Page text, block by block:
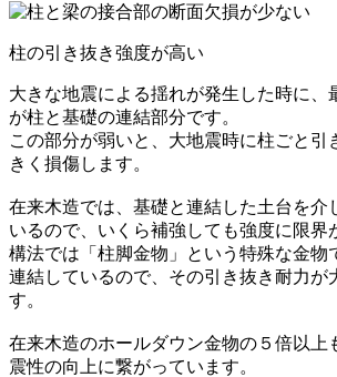
柱の引き抜き強度が高い
大きな地震による揺れが発生した時に、
が柱と基礎の連結部分です。
この部分が弱いと、大地震時に柱ごと引
きく損傷します。
在来木造では、基礎と連結した土台を介
いるので、いくら補強しても強度に限界
構法では「柱脚金物」という特殊な金物
連結しているので、その引き抜き耐力が
す。
在来木造のホールダウン金物の５倍以上
震性の向上に繋がっています。